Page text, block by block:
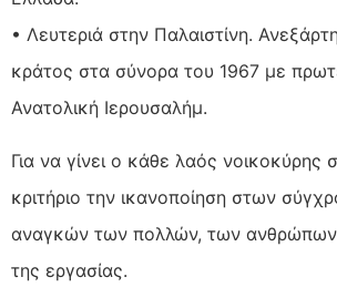
• Λευτεριά στην Παλαιστίνη.
κράτος στα σύνορα του 1967 με
Ανατολική Ιερουσαλήμ.
Για να γίνει ο κάθε λαός νοικοκύρης
κριτήριο την ικανοποίηση στων
αναγκών των πολλών, των ανθρώπων
της εργασίας.